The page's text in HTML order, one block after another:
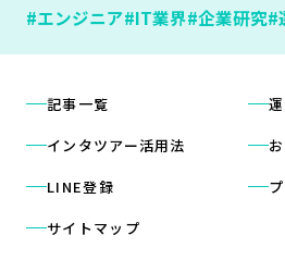
#エンジニア#IT業界#企業研究#
記事一覧
インタツアー活用法
LINE登録
サイトマップ